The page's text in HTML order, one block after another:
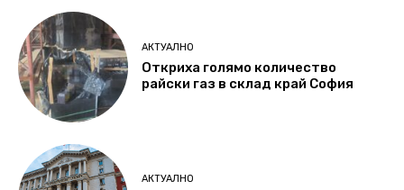
АКТУАЛНО
Откриха голямо количество
райски газ в склад край София
АКТУАЛНО